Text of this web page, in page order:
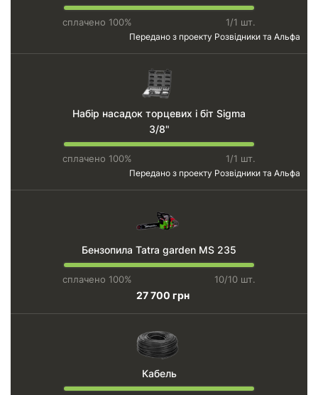
сплачено 100%
1/1 шт.
Передано з проекту Розвідники та Альфа
Набір насадок торцевих і біт Sigma
3/8"
сплачено 100%
1/1 шт.
Передано з проекту Розвідники та Альфа
Бензопила Tatra garden MS 235
сплачено 100% 10/10 шт.
27 700 грн
Кабель